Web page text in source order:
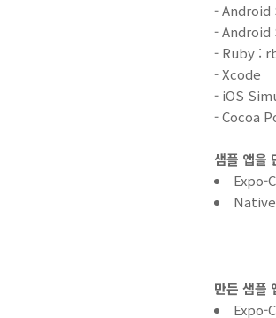
- Android
-
- Ruby :
- Xcode
- iOS
- Cocoa
샘플 앱을
Expo-
만든 샘플
Expo-